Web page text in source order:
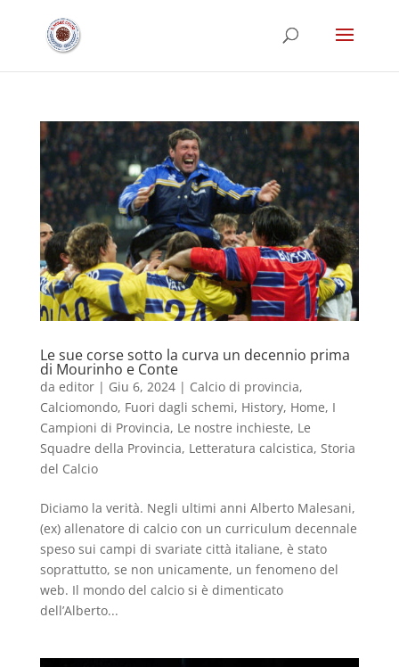
Le sue corse sotto la curva un decennio prima
di Mourinho e Conte
da editor| Giu 6, 2024| Calcio di provincia,
Calciomondo, Fuori dagli schemi, History, Home, I
Campioni di Provincia, Le nostre inchieste, Le
Squadre della Provincia, Letteratura calcistica, Storia
del Calcio
Diciamo la verità. Negli ultimi anni Alberto Malesani,
(ex) allenatore di calcio con un curriculum decennale
speso sui campi di svariate città italiane, è stato
soprattutto, se non unicamente, un fenomeno del
web. Il mondo del calcio si è dimenticato
dell’Alberto...